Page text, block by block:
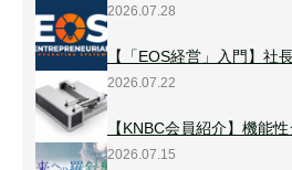
2026.07.28
【「EOS経営」入門】社
2026.07.22
【KNBC会員紹介】機能
2026.07.15